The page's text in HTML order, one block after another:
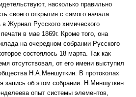
насколько правильно
своего открытия с самого начала.
Журнал Русского химического
в мае 1869г. Кроме того, она
на очередном собрании Русского
состоялось 18 марта. Так как
отсутствовал, от его имени выступил
Н.А.Меншуткин. В протоколах
запись об этом собрании: Н.Меншуткин
опыт системы элементов,